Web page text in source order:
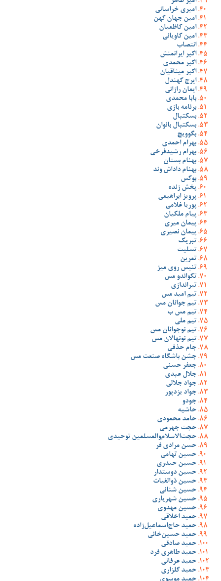
امیری خراسانی
امین جهان کهن
امین کاظمیان
امین کاویانی
انتصاب
اکبر ایرانمنش
اکبر محمدی
اکبر میثاقیان
ایرج کهندل
ایمان رازانی
بابا محمدی
برنامه بازی
بسکتبال
بسکتبال بانوان
بگوویچ
بهرام احمدی
بهرام رشیدفرخی
بهنام بستان
بهنام داداش وند
بوکس
پخش زنده
پرویز ابراهیمی
پوریا غلامی
پیام ملکیان
پیمان میری
پیمان نصیری
تبریک
تسلیت
تمرین
تنیس روی میز
تکواندو مس
تیراندازی
تیم امید مس
تیم جوانان مس
تیم مس ب
تیم ملی
تیم نوجوانان مس
تیم نونهالان مس
جام حذفی
جشن باشگاه صنعت مس
جعفر حسنی
جلال عبدی
جواد جلالی
جواد یزدپور
جودو
حاشیه
حامد محمودی
حجت جهرمی
حجت‌الاسلام‌والمسلمین توحیدی
حسن مرادی فر
حسین تهامی
حسین حیدری
حسین دوستدار
حسین ذوالغیاث
حسین شنانی
حسین شهریاری
حسین مهدوی
حمید اخلاقی
حمید حاج‌اسماعیل‌زاده
حمید حسین‌خانی
حمید صادقی
حمید طاهری فرد
حمید عرفانی
حمید گلزاری